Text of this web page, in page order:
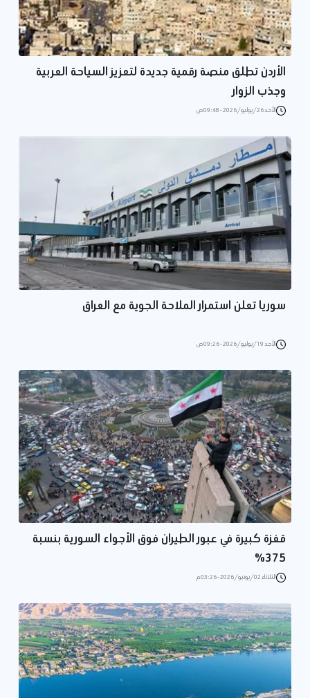
الأردن تطلق منصة رقمية جديدة لتعزيز السياحة العربية
وجذب الزوار
الأحد 26/يوليو/2026 - 09:48 ص
سوريا تعلن استمرار الملاحة الجوية مع العراق
الأحد 19/يوليو/2026 - 09:26 ص
قفزة كبيرة في عبور الطيران فوق الأجواء السورية بنسبة
375%
الثلاثاء 02/يونيو/2026 - 03:26 م